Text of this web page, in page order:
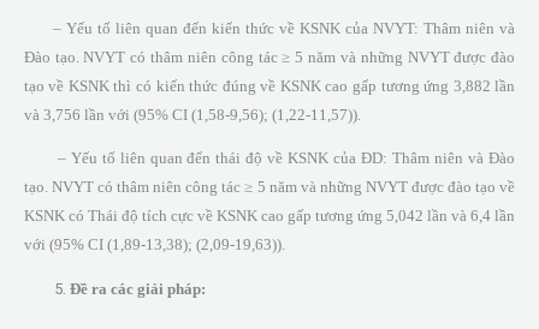
– Yếu tố liên quan đến kiến thức về KSNK của NVYT: Thâm niên và
Đào tạo. NVYT có thâm niên công tác ≥ 5 năm và những NVYT được đào
tạo về KSNK thì có kiến thức đúng về KSNK cao gấp tương ứng 3,882 lần
và 3,756 lần với (95% CI (1,58-9,56); (1,22-11,57)).
– Yếu tố liên quan đến thái độ về KSNK của ĐD: Thâm niên và Đào
tạo. NVYT có thâm niên công tác ≥ 5 năm và những NVYT được đào tạo về
KSNK có Thái độ tích cực về KSNK cao gấp tương ứng 5,042 lần và 6,4 lần
với (95% CI (1,89-13,38); (2,09-19,63)).
Đề ra các giải pháp: